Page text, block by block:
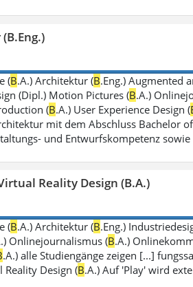
(B.A.) Architektur (B.Eng.) Augmented
(Dipl.) Motion Pictures (B.A.)
(B.A.) User Experience Design (
mit dem Abschluss Bachelor
und Entwurfskompetenz
Reality Design (B.A.)
(B.A.) Architektur (B.Eng.)
Onlinejournalismus (B.A.)
.A.) alle Studiengänge zeigen [...]
Design (B.A.) Auf 'Play' wird